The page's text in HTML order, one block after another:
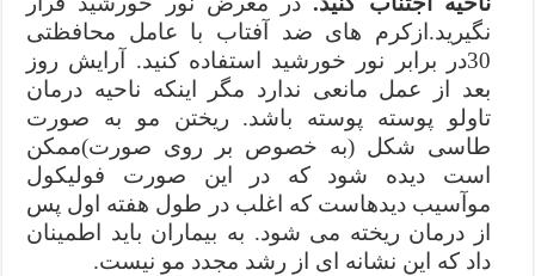
نگیرید.ازکرم های ضد آفتاب با عامل محافظتی
30در برابر نور خورشید استفاده کنید. آرایش روز
بعد از عمل مانعی ندارد مگر اینکه ناحیه درمان
تاولو پوسته پوسته باشد. ریختن مو به صورت
طاسی شکل (به خصوص بر روی صورت)ممکن
است دیده شود که در این صورت فولیکول
موآسیب دیدهاست که اغلب در طول هفته اول پس
از درمان ریخته می شود. به بیماران باید اطمینان
داد که این نشانه ای از رشد مجدد مو نیست.